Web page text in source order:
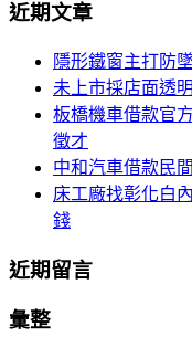
覽
關
近期文章
隱形鐵窗主打防
未上市採店面透
板橋機車借款官
徵才
中和汽車借款民
床工廠找彰化白
錢
近期留言
彙整